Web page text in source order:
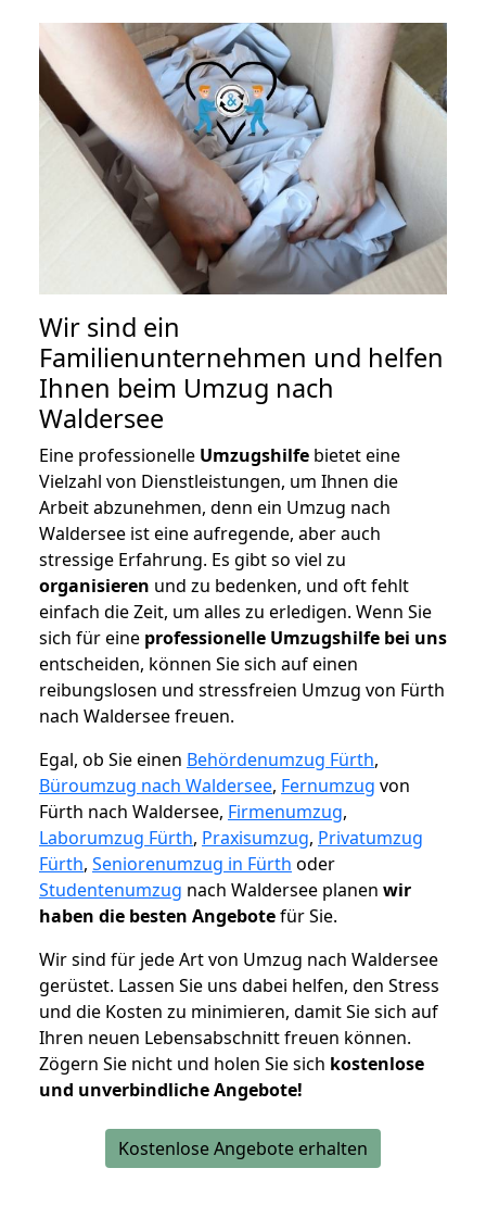
Wir sind ein
Familienunternehmen und helfen
Ihnen beim Umzug nach
Waldersee
Eine professionelle Umzugshilfe bietet eine
Vielzahl von Dienstleistungen, um Ihnen die
Arbeit abzunehmen, denn ein Umzug nach
Waldersee ist eine aufregende, aber auch
stressige Erfahrung. Es gibt so viel zu
organisieren und zu bedenken, und oft fehlt
einfach die Zeit, um alles zu erledigen. Wenn Sie
sich für eine professionelle Umzugshilfe bei uns
entscheiden, können Sie sich auf einen
reibungslosen und stressfreien Umzug von Fürth
nach Waldersee freuen.
Egal, ob Sie einen Behördenumzug Fürth,
Büroumzug nach Waldersee, Fernumzug von
Fürth nach Waldersee, Firmenumzug,
Laborumzug Fürth, Praxisumzug, Privatumzug
Fürth, Seniorenumzug in Fürth oder
Studentenumzug nach Waldersee planen wir
haben die besten Angebotefür Sie.
Wir sind für jede Art von Umzug nach Waldersee
gerüstet. Lassen Sie uns dabei helfen, den Stress
und die Kosten zu minimieren, damit Sie sich auf
Ihren neuen Lebensabschnitt freuen können.
Zögern Sie nicht und holen Sie sich kostenlose
und unverbindliche Angebote!
Kostenlose Angebote erhalten